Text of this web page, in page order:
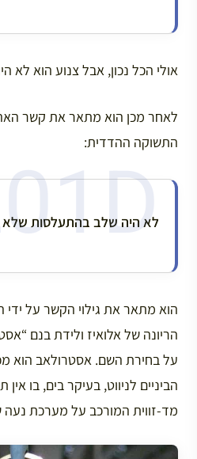
אולי הכל נכון, אבל צנוע הוא לא
לאחר מכן הוא מתאר את קשר
התשוקה ההדדית:
לא היה שלב בהתעלסות שלא
הוא מתאר את גילוי הקשר על
על בחירת השם. אסטרולאב הוא
הביניים לניווט, בעיקר בים, בו אין
מד-זווית המורכב על מערכת נעה